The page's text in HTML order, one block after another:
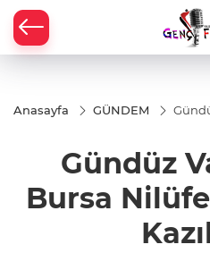
Anasayfa GÜNDEM
Gündüz
Bursa